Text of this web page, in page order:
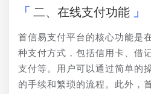
二、在线支付功能
首信易支付平台的核心功能是
种支付方式，包括信用卡、借
支付等。用户可以通过简单的
的手续和繁琐的流程。此外，